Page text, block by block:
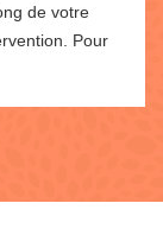
de votre
Pour